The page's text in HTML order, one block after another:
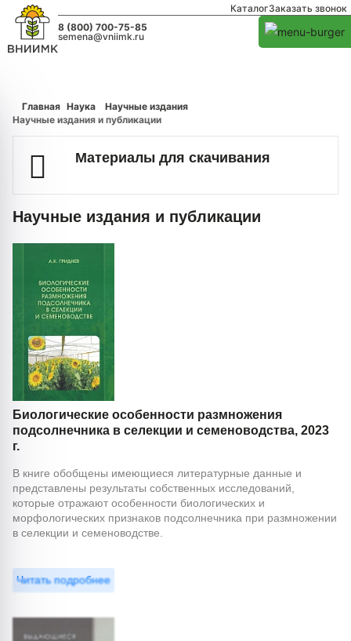
КаталогЗаказать звонок
8 (800) 700-75-85
semena@vniimk.ru
Главная Наука
Научные издания
Научные издания и публикации
Материалы для скачивания
Научные издания и публикации
Биологические особенности размножения
подсолнечника в селекции и семеноводства, 2023
г.
В книге обобщены имеющиеся литературные данные и
представлены результаты собственных исследований,
которые отражают особенности биологических и
морфологических признаков подсолнечника при размножении
в селекции и семеноводстве.
Читать подробнее